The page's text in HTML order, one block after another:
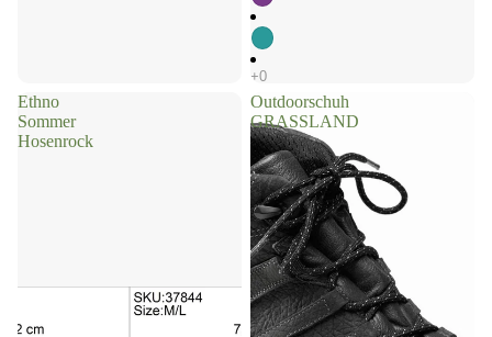
Ethno
Sommer
Hosenrock
Outdoorschuh
GRASSLAND